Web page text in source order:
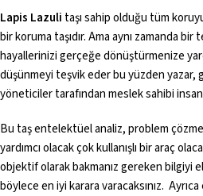
Lapis Lazuli taşı sahip olduğu tüm
bir koruma taşıdır. Ama aynı zamanda bir
hayallerinizi gerçeğe dönüştürmenize
düşünmeyi teşvik eder bu yüzden yazar,
yöneticiler tarafından meslek sahibi
Bu taş entelektüel analiz, problem
yardımcı olacak çok kullanışlı bir araç
objektif olarak bakmanız gereken bilgiyi
böylece en iyi karara varacaksınız.